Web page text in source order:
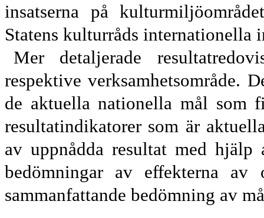
insatserna på
Statens kulturråds internationella
Mer detaljerade
respektive verksamhetsområde.
de aktuella nationella mål som
resultatindikatorer som är
av uppnådda resultat med hjälp
bedömningar av effekterna av
sammanfattande bedömning av